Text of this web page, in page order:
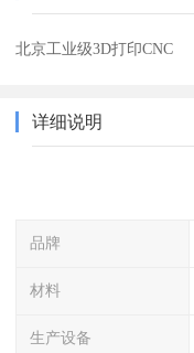
北京工业级3D打印CNC
详细说明
品牌
材料
生产设备